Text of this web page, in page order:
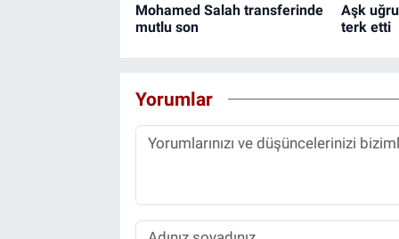
Mohamed Salah transferinde
mutlu son
Aşk
terk etti
Yorumlar